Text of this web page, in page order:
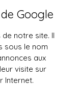
Google
notre site. Il
sous le nom
aux
visite sur
Internet.